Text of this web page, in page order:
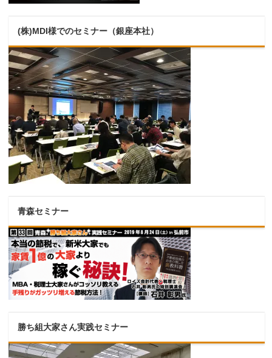
(株)MDI様でのセミナー（銀座本社）
青森セミナー
勝ち組大家さん実践セミナー